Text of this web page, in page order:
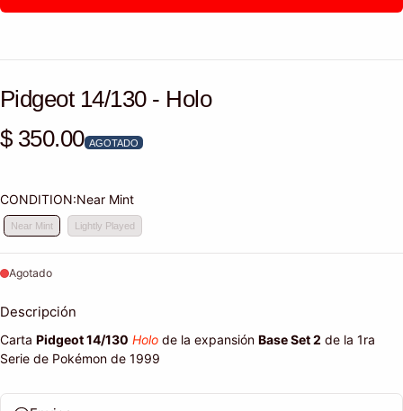
Pidgeot 14/130 - Holo
Precio habitual
$ 350.00 AGOTADO
CONDITION:Near Mint
Near Mint Lightly Played
Agotado
Descripción
Carta Pidgeot 14/130 Holo de la expansión Base Set 2 de la 1ra
Serie de Pokémon de 1999